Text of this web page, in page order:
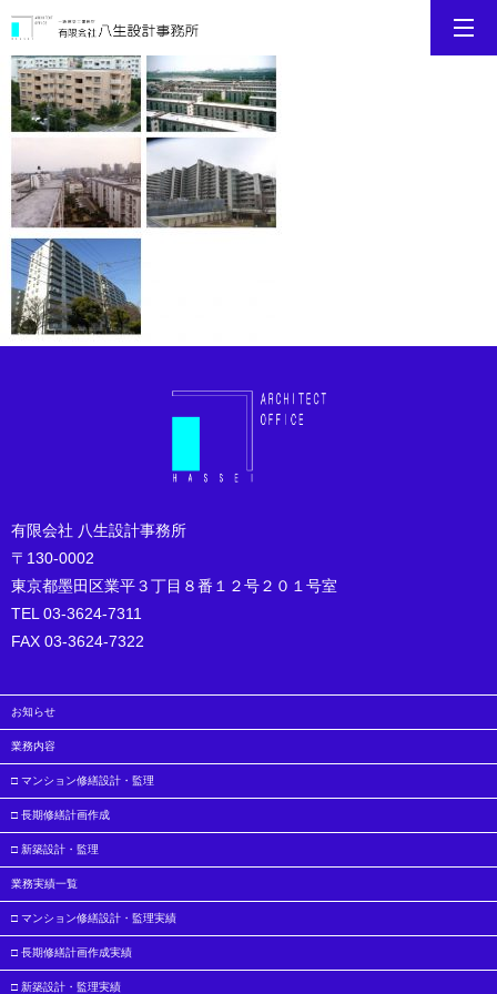
有限会社 八生設計事務所
〒130-0002
東京都墨田区業平３丁目８番１２号２０１号室
TEL 03-3624-7311
FAX 03-3624-7322
お知らせ
業務内容
□ マンション修繕設計・監理
□ 長期修繕計画作成
□ 新築設計・監理
業務実績一覧
□ マンション修繕設計・監理実績
□ 長期修繕計画作成実績
□ 新築設計・監理実績